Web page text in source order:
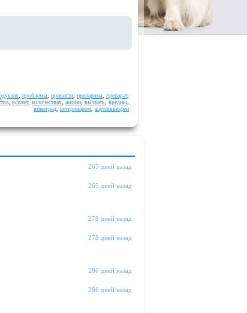
проблемы привести препараты препарат,
ксилит, количествах жизни вызвать вредны
виноград ветеринаром ацетаминофен
265 дней назад
265 дней назад
278 дней назад
278 дней назад
286 дней назад
286 дней назад